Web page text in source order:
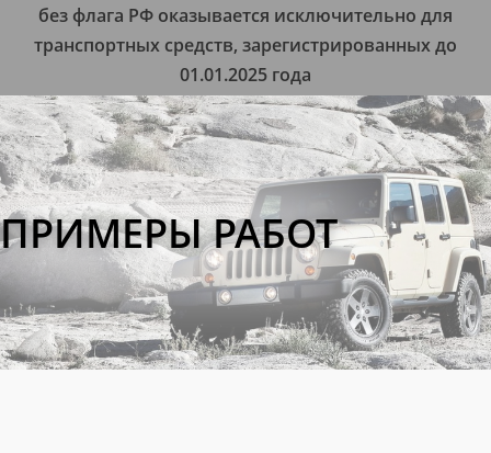
без флага РФ оказывается исключительно для
транспортных средств, зарегистрированных до
01.01.2025 года
ПРИМЕРЫ РАБОТ